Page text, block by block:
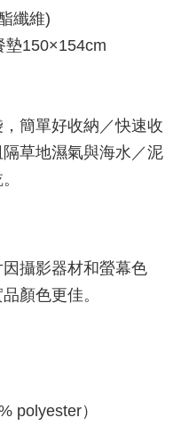
纖維)
墊150×154cm
簡單好收納／快速收
草地濕氣與海水／泥
攝影器材和螢幕色
顏色更佳。
polyester）